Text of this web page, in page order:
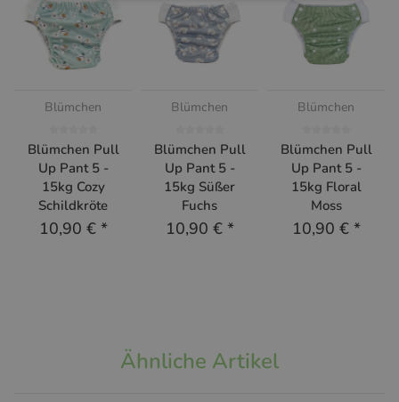
Blümchen
Blümchen Pull
Up Pant 5 -
15kg Cozy
Schildkröte
10,90 € *
Blümchen
Blümchen Pull
Up Pant 5 -
15kg Süßer
Fuchs
10,90 € *
Blümchen
Blümchen Pull
Up Pant 5 -
15kg Floral
Moss
10,90 € *
Ähnliche Artikel